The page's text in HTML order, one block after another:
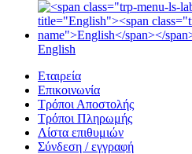
English
Εταιρεία
Επικοινωνία
Τρόποι Αποστολής
Τρόποι Πληρωμής
Λίστα επιθυμιών
Σύνδεση / εγγραφή